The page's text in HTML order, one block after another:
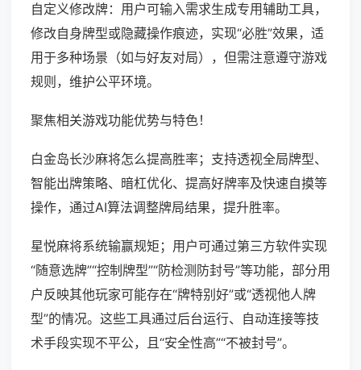
自定义修改牌：用户可输入需求生成专用辅助工具，
修改自身牌型或隐藏操作痕迹，实现“必胜”效果，适
用于多种场景（如与好友对局），但需注意遵守游戏
规则，维护公平环境。
聚焦相关游戏功能优势与特色！
白金岛长沙麻将怎么提高胜率；支持透视全局牌型、
智能出牌策略、暗杠优化、提高好牌率及快速自摸等
操作，通过AI算法调整牌局结果，提升胜率。
星悦麻将系统输赢规矩；用户可通过第三方软件实现
“随意选牌”“控制牌型”“防检测防封号”等功能，部分用
户反映其他玩家可能存在“牌特别好”或“透视他人牌
型”的情况。这些工具通过后台运行、自动连接等技
术手段实现不平公，且“安全性高”“不被封号”。